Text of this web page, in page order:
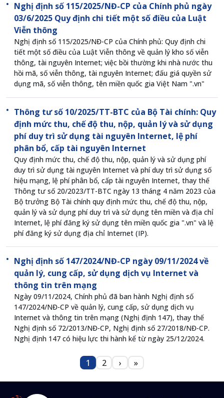
Nghị định số 115/2025/NĐ-CP của Chính phủ ngày
03/6/2025 Quy định chi tiết một số điều của Luật
Viễn thông
Nghị định số 115/2025/NĐ-CP của Chính phủ: Quy định chi
tiết một số điều của Luật Viễn thông về quản lý kho số viễn
thông, tài nguyên Internet; việc bồi thường khi nhà nước thu
hồi mã, số viễn thông, tài nguyên Internet; đấu giá quyền sử
dụng mã, số viễn thông, tên miền quốc gia Việt Nam ".vn"
Thông tư số 10/2025/TT-BTC của Bộ Tài chính: Quy
định mức thu, chế độ thu, nộp, quản lý và sử dụng
phí duy trì sử dụng tài nguyên Internet, lệ phí
phân bổ, cấp tài nguyên Internet
Quy định mức thu, chế độ thu, nộp, quản lý và sử dụng phí
duy trì sử dụng tài nguyên Internet và phí duy trì sử dụng số
hiệu mạng, lệ phí phân bổ, cấp tài nguyên Internet, thay thế
Thông tư số 20/2023/TT-BTC ngày 13 tháng 4 năm 2023 của
Bộ trưởng Bộ Tài chính quy định mức thu, chế độ thu, nộp,
quản lý và sử dụng phí duy trì và sử dụng tên miền và địa chỉ
Internet, lệ phí đăng ký sử dụng tên miền quốc gia ".vn" và lệ
phí đăng ký sử dụng địa chỉ Internet (IP).
Nghị định số 147/2024/NĐ-CP ngày 09/11/2024 về
quản lý, cung cấp, sử dụng dịch vụ Internet và
thông tin trên mạng
Ngày 09/11/2024, Chính phủ đã ban hành Nghị định số
147/2024/NĐ-CP về quản lý, cung cấp, sử dụng dịch vụ
Internet và thông tin trên mạng (Nghị định 147), thay thế
Nghị định số 72/2013/NĐ-CP, Nghị định số 27/2018/NĐ-CP.
Nghị định 147 có hiệu lực thi hành kể từ ngày 25/12/2024.
Trang
1 Trang
2 Next page
› Last page
»